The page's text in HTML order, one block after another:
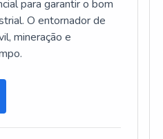
para garantir o bom
O entornador de
mineração e